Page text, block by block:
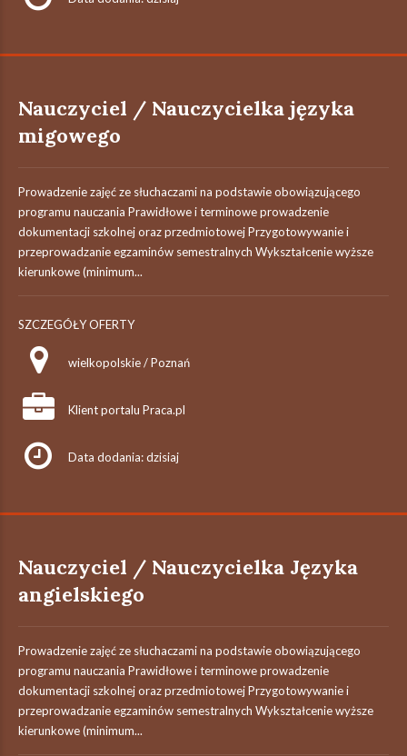
Nauczyciel / Nauczycielka języka
migowego
Prowadzenie zajęć ze słuchaczami na podstawie obowiązującego
programu nauczania Prawidłowe i terminowe prowadzenie
dokumentacji szkolnej oraz przedmiotowej Przygotowywanie i
przeprowadzanie egzaminów semestralnych Wykształcenie wyższe
kierunkowe (minimum...
SZCZEGÓŁY OFERTY
wielkopolskie / Poznań
Klient portalu Praca.pl
Data dodania: dzisiaj
Nauczyciel / Nauczycielka Języka
angielskiego
Prowadzenie zajęć ze słuchaczami na podstawie obowiązującego
programu nauczania Prawidłowe i terminowe prowadzenie
dokumentacji szkolnej oraz przedmiotowej Przygotowywanie i
przeprowadzanie egzaminów semestralnych Wykształcenie wyższe
kierunkowe (minimum...